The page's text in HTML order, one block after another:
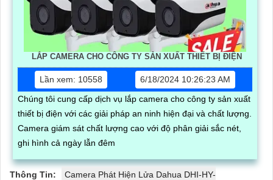
LẮP CAMERA CHO CÔNG TY SẢN XUẤT THIẾT BỊ ĐIỆN
Lần xem: 10558
6/18/2024 10:26:23 AM
Chúng tôi cung cấp dịch vụ lắp camera cho công ty sản xuất
thiết bị điện với các giải pháp an ninh hiện đại và chất lượng.
Camera giám sát chất lượng cao với độ phân giải sắc nét,
ghi hình cả ngày lẫn đêm
Thông Tin:
Camera Phát Hiện Lửa Dahua DHI-HY-